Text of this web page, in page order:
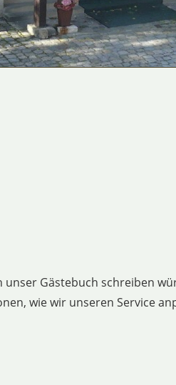
unser Gästebuch schreiben
wie wir unseren Service